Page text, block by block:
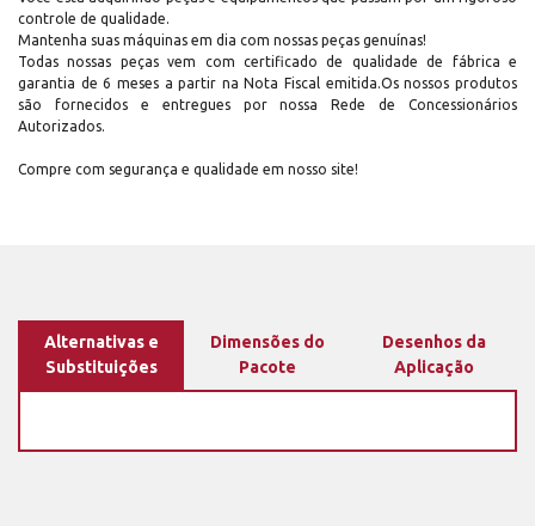
controle de qualidade.
Mantenha suas máquinas em dia com nossas peças genuínas!
Todas nossas peças vem com certificado de qualidade de fábrica e
garantia de 6 meses a partir na Nota Fiscal emitida.Os nossos produtos
são fornecidos e entregues por nossa Rede de Concessionários
Autorizados.
Compre com segurança e qualidade em nosso site!
Alternativas e
Substituições
Dimensões do
Pacote
Desenhos da
Aplicação